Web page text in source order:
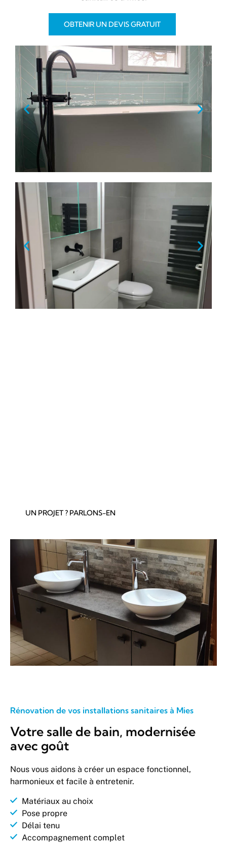
OBTENIR UN DEVIS GRATUIT
UN PROJET ? PARLONS-EN
Rénovation de vos installations sanitaires à Mies
Votre salle de bain, modernisée
avec goût
Nous vous aidons à créer un espace fonctionnel,
harmonieux et facile à entretenir.
Matériaux au choix
Pose propre
Délai tenu
Accompagnement complet